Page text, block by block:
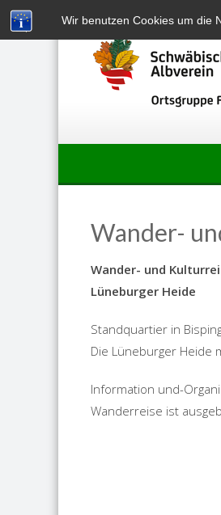
Wir benutzen Cookies um die
Skip
to
Wander-
Wander- und
Lüneburger Heide
Standquartier in
Die Lüneburger Heide
Information und-
Wanderreise ist